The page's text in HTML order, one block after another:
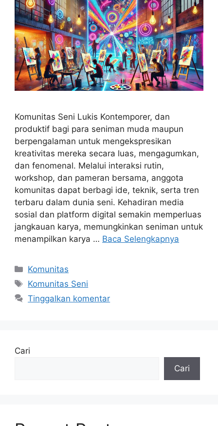
Komunitas Seni Lukis Kontemporer, dan
produktif bagi para seniman muda maupun
berpengalaman untuk mengekspresikan
kreativitas mereka secara luas, mengagumkan,
dan fenomenal. Melalui interaksi rutin,
workshop, dan pameran bersama, anggota
komunitas dapat berbagi ide, teknik, serta tren
terbaru dalam dunia seni. Kehadiran media
sosial dan platform digital semakin memperluas
jangkauan karya, memungkinkan seniman untuk
menampilkan karya … Baca Selengkapnya
Kategori
Komunitas
Tag
Komunitas Seni
Tinggalkan komentar
Cari
Cari